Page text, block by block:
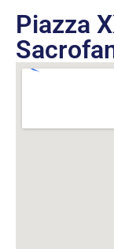
Piazza